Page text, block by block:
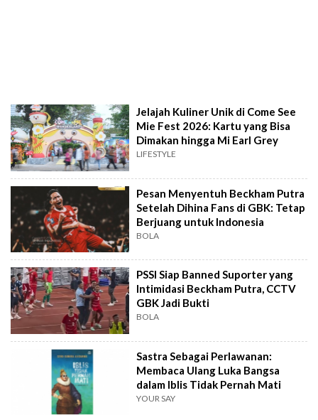
Jelajah Kuliner Unik di Come See
Mie Fest 2026: Kartu yang Bisa
Dimakan hingga Mi Earl Grey
LIFESTYLE
Pesan Menyentuh Beckham Putra
Setelah Dihina Fans di GBK: Tetap
Berjuang untuk Indonesia
BOLA
PSSI Siap Banned Suporter yang
Intimidasi Beckham Putra, CCTV
GBK Jadi Bukti
BOLA
Sastra Sebagai Perlawanan:
Membaca Ulang Luka Bangsa
dalam Iblis Tidak Pernah Mati
YOUR SAY